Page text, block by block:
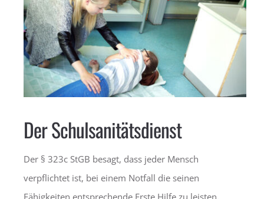
Der Schulsanitätsdienst
Der § 323c StGB besagt, dass jeder Mensch
verpflichtet ist, bei einem Notfall die seinen
Fähigkeiten entsprechende Erste Hilfe zu leisten.